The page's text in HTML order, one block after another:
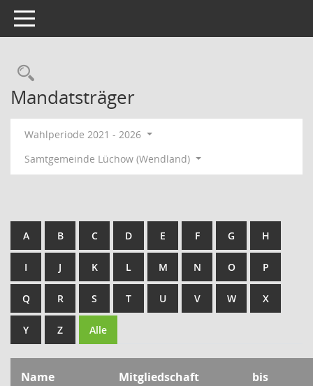
Toggle navigation
Rechercheauswahl
Mandatsträger
Wahlperiode 2021 - 2026
Samtgemeinde Lüchow (Wendland)
A B C D E F G H
I J K L M N O P
Q R S T U V W X
Y Z Alle
Name Mitgliedschaft bis